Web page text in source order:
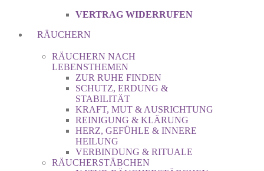
VERTRAG WIDERRUFEN
RÄUCHERN
RÄUCHERN NACH
LEBENSTHEMEN
ZUR RUHE FINDEN
SCHUTZ, ERDUNG &
STABILITÄT
KRAFT, MUT & AUSRICHTUNG
REINIGUNG & KLÄRUNG
HERZ, GEFÜHLE & INNERE
HEILUNG
VERBINDUNG & RITUALE
RÄUCHERSTÄBCHEN